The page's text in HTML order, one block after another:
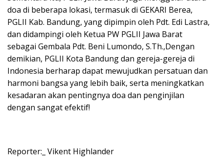
doa di beberapa lokasi, termasuk di GEKARI Berea,
PGLII Kab. Bandung, yang dipimpin oleh Pdt. Edi Lastra,
dan didampingi oleh Ketua PW PGLII Jawa Barat
sebagai Gembala Pdt. Beni Lumondo, S.Th.,Dengan
demikian, PGLII Kota Bandung dan gereja-gereja di
Indonesia berharap dapat mewujudkan persatuan dan
harmoni bangsa yang lebih baik, serta meningkatkan
kesadaran akan pentingnya doa dan penginjilan
dengan sangat efektif!
Reporter:_ Vikent Highlander